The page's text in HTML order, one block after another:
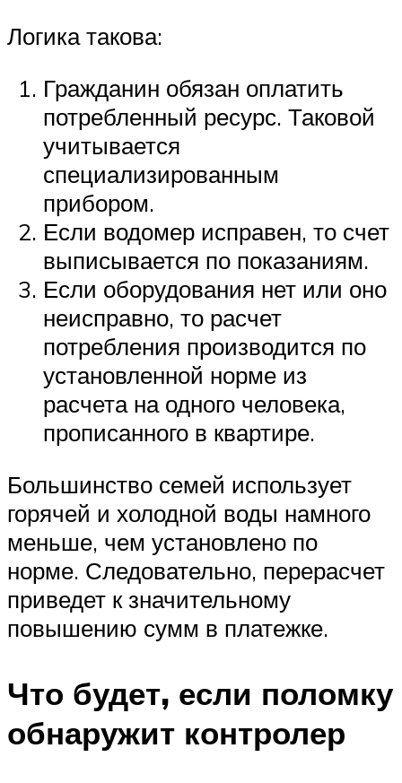
Логика такова:
Гражданин обязан оплатить
потребленный ресурс. Таковой
учитывается
специализированным
прибором.
Если водомер исправен, то счет
выписывается по показаниям.
Если оборудования нет или оно
неисправно, то расчет
потребления производится по
установленной норме из
расчета на одного человека,
прописанного в квартире.
Большинство семей использует
горячей и холодной воды намного
меньше, чем установлено по
норме. Следовательно, перерасчет
приведет к значительному
повышению сумм в платежке.
Что будет, если поломку
обнаружит контролер